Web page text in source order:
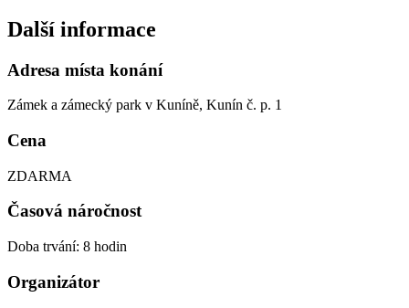
Další informace
Adresa místa konání
Zámek a zámecký park v Kuníně, Kunín č. p. 1
Cena
ZDARMA
Časová náročnost
Doba trvání: 8 hodin
Organizátor